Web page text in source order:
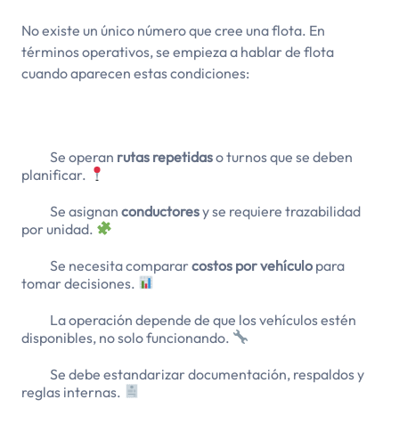
No existe un único número que cree una flota. En
términos operativos, se empieza a hablar de flota
cuando aparecen estas condiciones:
Se operan rutas repetidaso turnos que se deben
planificar.
Se asignan conductoresy se requiere trazabilidad
por unidad.
Se necesita compararcostos por vehículo para
tomar decisiones.
La operación depende de que los vehículos estén
disponibles, no solo funcionando.
Se debe estandarizar documentación, respaldos y
reglas internas.